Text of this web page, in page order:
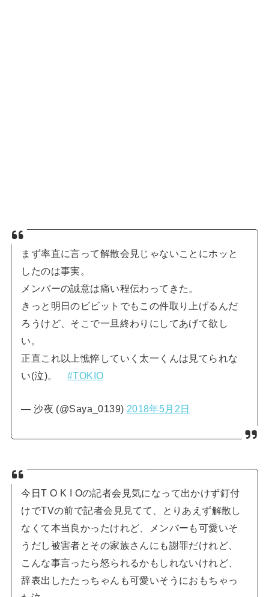
まず率直に言って解散会見じゃないことにホッと
したのは事実。
メンバーの誠意は痛い程伝わってきた。
きっと明日のビビットでもこの件取り上げるんだ
ろうけど、そこで一旦終わりにしてあげて欲し
い。
正直これ以上憔悴していく太一くんは見てられな
い(泣)。 #TOKIO
— 沙夜 (@Saya_0139) 2018年5月2日
今日T O K I Oの記者会見気になって出かけず釘付
けでTVの前で記者会見見てて、とりあえず解散し
なくて本当良かったけれど、メンバーも可愛いそ
うだし被害者とその家族さんにも謝罪だけれど、
こんな事言ったら怒られるかもしれないけれど、
辞表出したたっちゃんも可愛いそうにおもちゃっ